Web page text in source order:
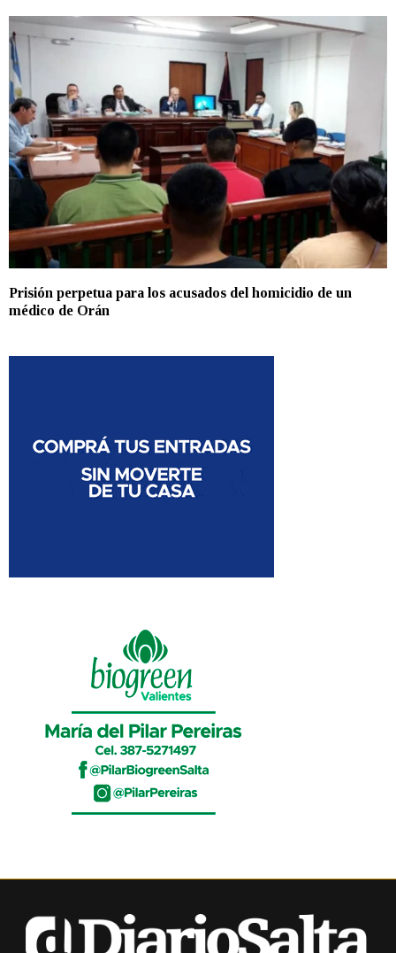
Prisión perpetua para los acusados del homicidio de un
médico de Orán